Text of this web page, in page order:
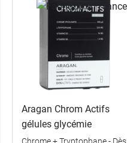
Aragan Chrom Actifs
gélules glycémie